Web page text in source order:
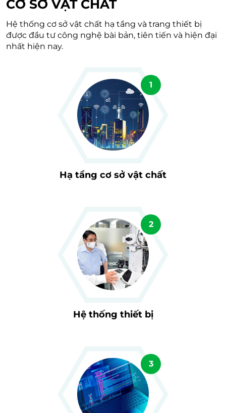
CƠ SỞ VẬT CHẤT
Hệ thống cơ sở vật chất hạ tầng và trang thiết bị
được đầu tư công nghệ bài bản, tiên tiến và hiện đại
nhất hiện nay.
1
Hạ tầng cơ sở vật chất
2
Hệ thống thiết bị
3